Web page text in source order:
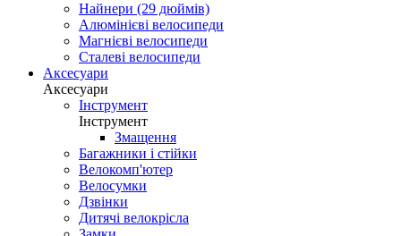
Найнери (29 дюймів)
Алюмінієві велосипеди
Магнієві велосипеди
Сталеві велосипеди
Аксесуари
Аксесуари
Інструмент
Інструмент
Змащення
Багажники і стійки
Велокомп'ютер
Велосумки
Дзвінки
Дитячі велокрісла